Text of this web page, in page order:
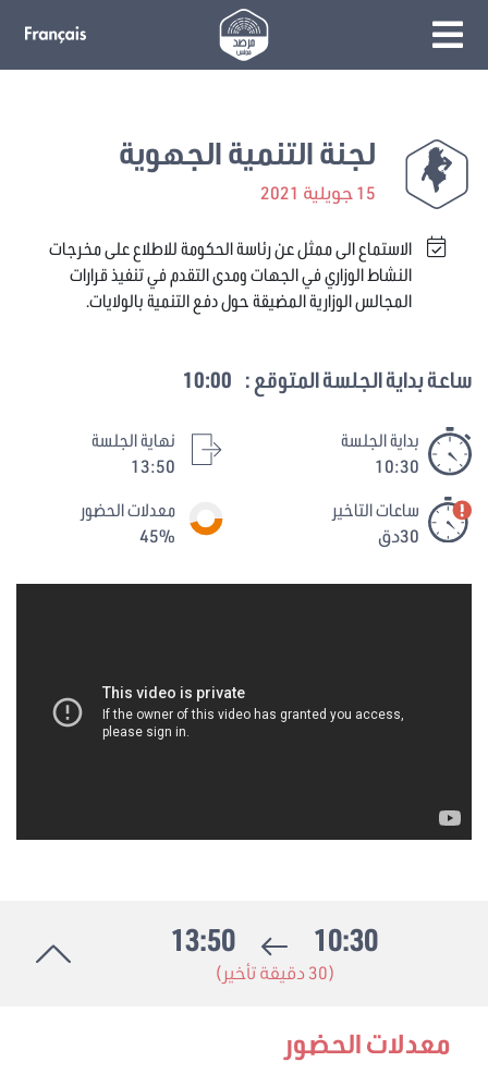
لجنة التنمية الجهوية
15 جويلية 2021
الاستماع الى ممثل عن رئاسة الحكومة للاطلاع على مخرجات
النشاط الوزاري في الجهات ومدى التقدم في تنفيذ قرارات
المجالس الوزارية المضيقة حول دفع التنمية بالولايات.
ساعة بداية الجلسة المتوقع : 10:00
بداية الجلسة
10:30
نهاية الجلسة
13:50
ساعات التاخير
30دق
معدلات الحضور
45%
10:30
13:50
(30 دقيقة تأخير)
معدلات الحضور